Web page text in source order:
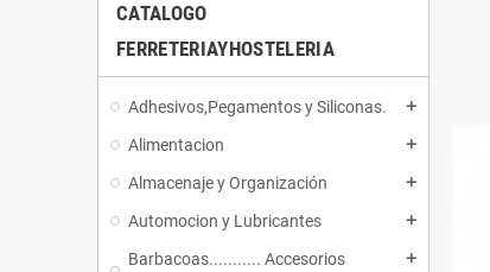
CATALOGO
FERRETERIAYHOSTELERIA
Adhesivos,Pegamentos y Siliconas. add
Alimentacion add
Almacenaje y Organización add
Automocion y Lubricantes add
Barbacoas........... Accesorios
add